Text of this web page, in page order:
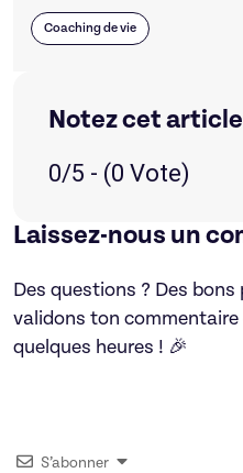
Coaching de vie
Notez cet
0/5 - (0 Vote)
Laissez-nous un
Des questions ? Des
validons ton
quelques heures ! 🎉
S’abonner